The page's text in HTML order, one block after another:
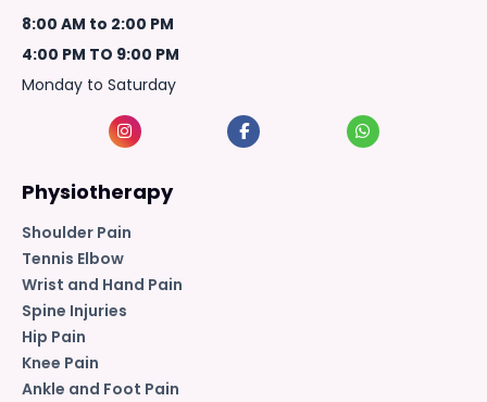
8:00 AM to 2:00 PM
4:00 PM TO 9:00 PM
Monday to Saturday
Physiotherapy
Shoulder Pain
Tennis Elbow
Wrist and Hand Pain
Spine Injuries
Hip Pain
Knee Pain
Ankle and Foot Pain